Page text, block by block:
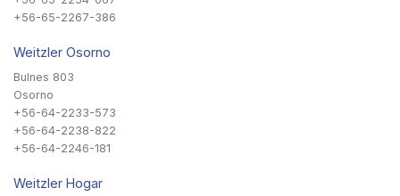
+56-65-2267-386
Weitzler Osorno
Bulnes 803
Osorno
+56-64-2233-573
+56-64-2238-822
+56-64-2246-181
Weitzler Hogar